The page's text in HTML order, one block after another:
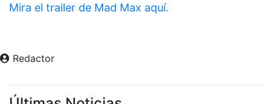
Mira el trailer de Mad Max aquí.
Redactor